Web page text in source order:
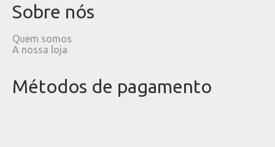
Sobre nós
Quem somos
A nossa loja
Métodos de pagamento